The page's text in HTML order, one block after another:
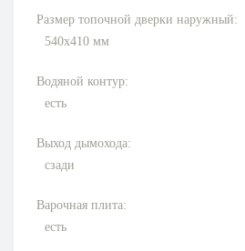
Размер топочной дверки наружный:
540х410 мм
Водяной контур:
есть
Выход дымохода:
сзади
Варочная плита:
есть